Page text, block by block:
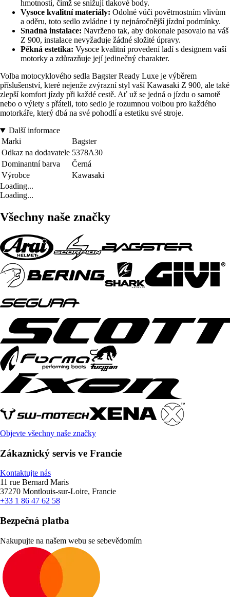
hmotnosti, čímž se snižují tlakové body.
Vysoce kvalitní materiály: Odolné vůči povětrnostním vlivům
a oděru, toto sedlo zvládne i ty nejnáročnější jízdní podmínky.
Snadná instalace: Navrženo tak, aby dokonale pasovalo na váš
Z 900, instalace nevyžaduje žádné složité úpravy.
Pěkná estetika: Vysoce kvalitní provedení ladí s designem vaší
motorky a zdůrazňuje její jedinečný charakter.
Volba motocyklového sedla Bagster Ready Luxe je výběrem
příslušenství, které nejenže zvýrazní styl vaší Kawasaki Z 900, ale také
zlepší komfort jízdy při každé cestě. Ať už se jedná o jízdu o samotě
nebo o výlety s přáteli, toto sedlo je rozumnou volbou pro každého
motorkáře, který dbá na své pohodlí a estetiku své stroje.
Další informace
Marki
Bagster
Odkaz na dodavatele 5378A30
Dominantní barva
Černá
Výrobce
Kawasaki
Loading...
Loading...
Všechny naše značky
Objevte všechny naše značky
Zákaznický servis ve Francie
Kontaktujte nás
11 rue Bernard Maris
37270 Montlouis-sur-Loire, Francie
+33 1 86 47 62 58
Bezpečná platba
Nakupujte na našem webu se sebevědomím